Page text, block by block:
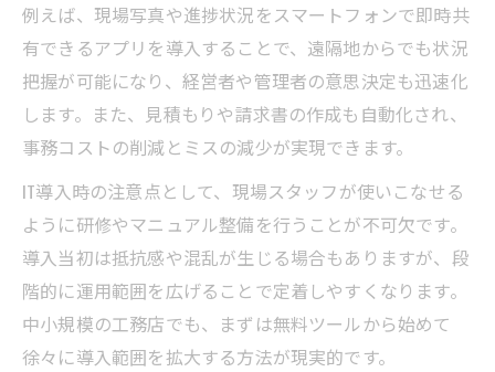
例えば、現場写真や進捗状況をスマートフォンで即時共
有できるアプリを導入することで、遠隔地からでも状況
把握が可能になり、経営者や管理者の意思決定も迅速化
します。また、見積もりや請求書の作成も自動化され、
事務コストの削減とミスの減少が実現できます。
IT導入時の注意点として、現場スタッフが使いこなせる
ように研修やマニュアル整備を行うことが不可欠です。
導入当初は抵抗感や混乱が生じる場合もありますが、段
階的に運用範囲を広げることで定着しやすくなります。
中小規模の工務店でも、まずは無料ツールから始めて
徐々に導入範囲を拡大する方法が現実的です。